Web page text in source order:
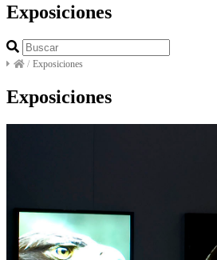
Exposiciones
/ Exposiciones
Exposiciones